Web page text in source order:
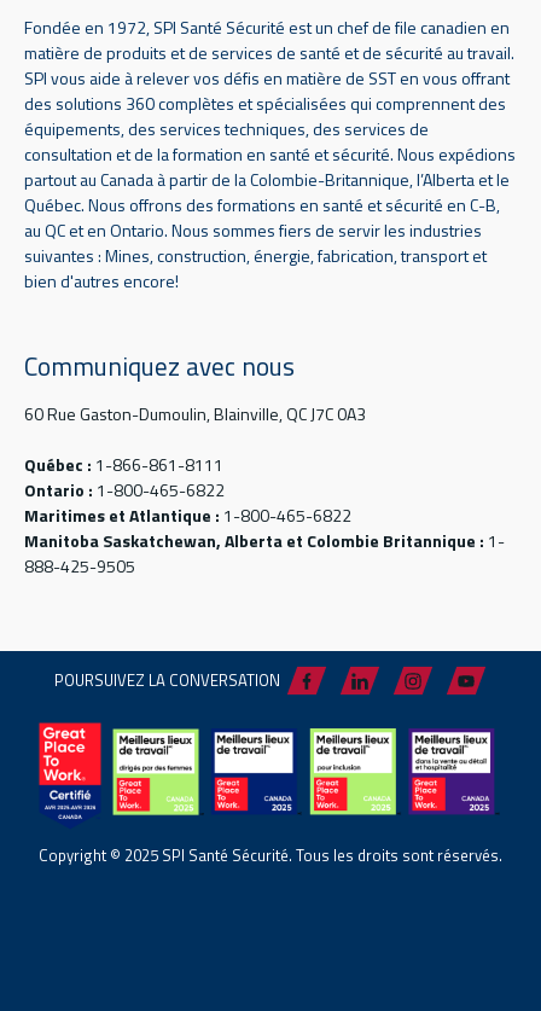
Fondée en 1972, SPI Santé Sécurité est un chef de file canadien en
matière de produits et de services de santé et de sécurité au travail.
SPI vous aide à relever vos défis en matière de SST en vous offrant
des solutions 360 complètes et spécialisées qui comprennent des
équipements, des services techniques, des services de
consultation et de la formation en santé et sécurité. Nous expédions
partout au Canada à partir de la Colombie-Britannique, l’Alberta et le
Québec. Nous offrons des formations en santé et sécurité en C-B,
au QC et en Ontario. Nous sommes fiers de servir les industries
suivantes : Mines, construction, énergie, fabrication, transport et
bien d'autres encore!
Communiquez avec nous
60 Rue Gaston-Dumoulin, Blainville, QC J7C 0A3
Québec : 1-866-861-8111
Ontario : 1-800-465-6822
Maritimes et Atlantique : 1-800-465-6822
Manitoba Saskatchewan, Alberta et Colombie Britannique : 1-
888-425-9505
POURSUIVEZ LA CONVERSATION
Copyright © 2025 SPI Santé Sécurité. Tous les droits sont réservés.